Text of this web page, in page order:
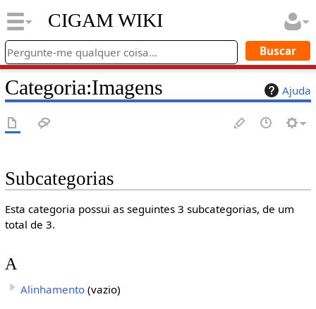
CIGAM WIKI
Ajuda
Categoria:Imagens
Subcategorias
Esta categoria possui as seguintes 3 subcategorias, de um
total de 3.
A
Alinhamento (vazio)